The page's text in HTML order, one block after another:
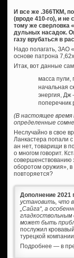
И все же .366ТКМ,
(вроде 410-го), и не
тому же сверловка
дульных насадок.
газу врубаться в
Надо полагать, ЗАО
основе патрона
Итак, вот данные
масса пули,
начальная
энергия,
поперечник
(В настоящее время
определенные
Неслучайно в свое
Ланкастера попали
ан нет, товарищи в
о многом говорит.
совершенствованию
оборотом оружия», в
повторяется?
Дополнение 2021
установить, что
„Сайга“, а
может быть
послужил
турецкой
Подробнее — в